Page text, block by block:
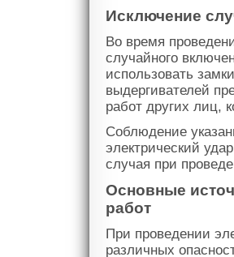
Исключение
Во время
случайного
использовать
выдергивателей
работ других лиц,
Соблюдение
электрический
случая при
Основные
работ
При проведении
различных